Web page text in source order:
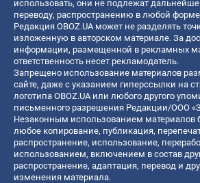
использовать, они не подлежат
переводу, распространению в любой
Редакция OBOZ.UA может не разделять
изложенную в авторском материале. За
информации, размещенной в рекламных
ответственность несет рекламодатель.
Запрещено использование материалов
сайте, даже с указанием гиперссылки на
логотипа OBOZ.UA или любого другого
письменного разрешения Редакции/ООО
Незаконным использованием материалов
любое копирование, публикация,
распространение, использование,
использованием, включением в состав
распространение, адаптация, перевод и
изменения материала.